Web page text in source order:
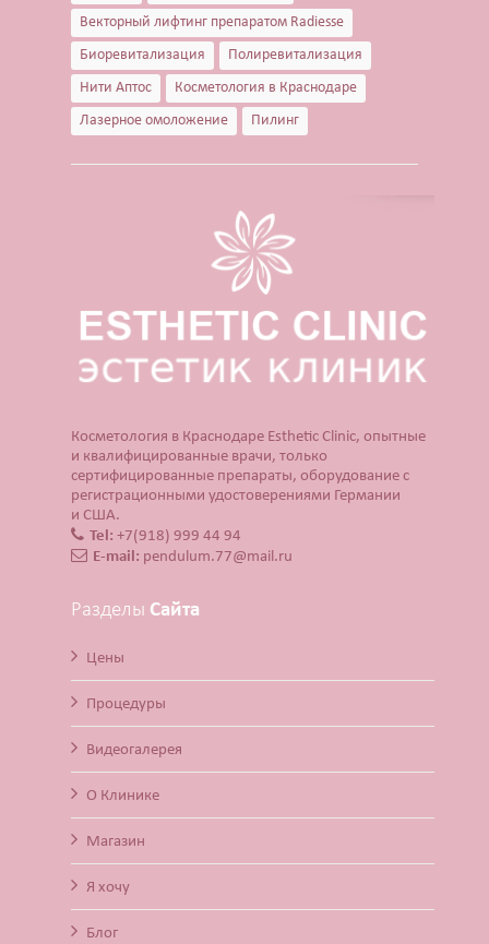
Векторный лифтинг препаратом Radiesse
Биоревитализация
Полиревитализация
Нити Аптос
Косметология в Краснодаре
Лазерное омоложение
Пилинг
Косметология в Краснодаре Esthetic Clinic, опытные
и квалифицированные врачи, только
сертифицированные препараты, оборудование с
регистрационными удостоверениями Германии
и США.
Tel: +7(918) 999 44 94
E-mail: pendulum.77@mail.ru
Разделы Сайта
Цены
Процедуры
Видеогалерея
О Клинике
Магазин
Я хочу
Блог